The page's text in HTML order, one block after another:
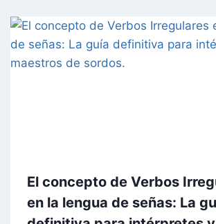
El concepto de Verbos
en la lengua de señas: La